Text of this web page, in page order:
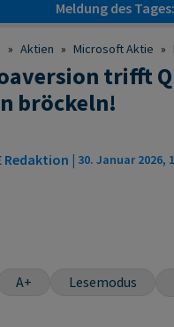
Meldung des
» Aktien » Microsoft Aktie »
trifft
bröckeln!
Redaktion | 30. Januar 2026,
A+ Lesemodus